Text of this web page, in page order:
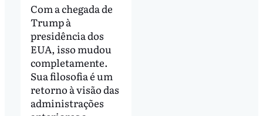
Com a chegada de
Trump à
presidência dos
EUA, isso mudou
completamente.
Sua filosofia é um
retorno à visão das
administrações